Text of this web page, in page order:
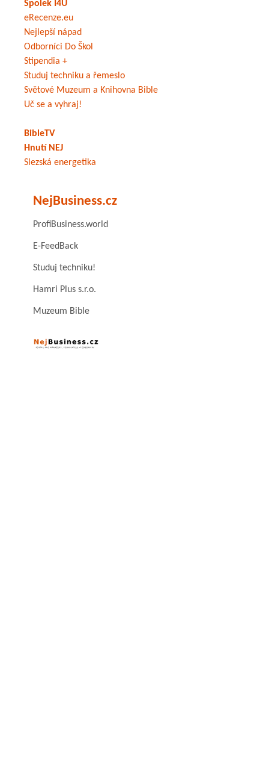
Spolek I4U
eRecenze.eu
Nejlepší nápad
Odborníci Do Škol
Stipendia +
Studuj techniku a řemeslo
Světové Muzeum a Knihovna Bible
Uč se a vyhraj!
BibleTV
Hnutí NEJ
Slezská energetika
NejBusiness.cz
ProfiBusiness.world
E-FeedBack
Studuj techniku!
Hamri Plus s.r.o.
Muzeum Bible